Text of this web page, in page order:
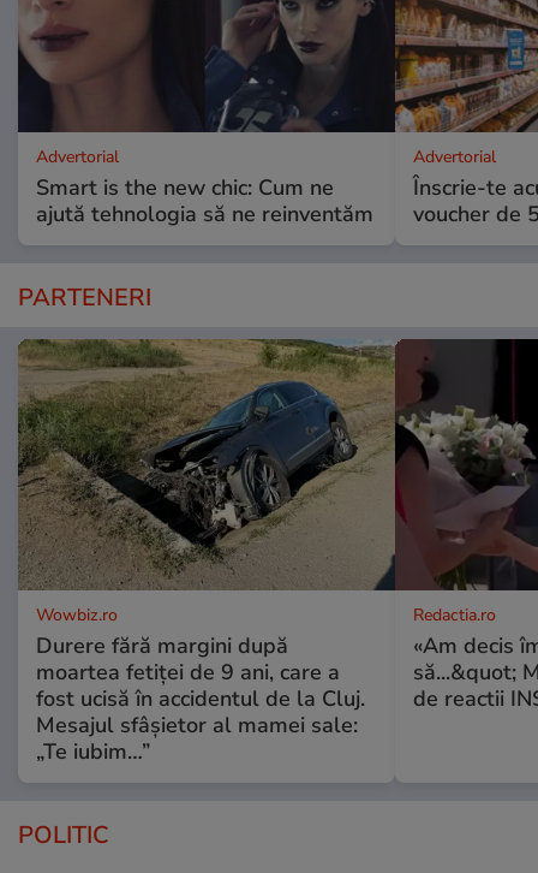
Advertorial
Smart is the new chic: Cum ne
ajută tehnologia să ne reinventăm
Advertorial
Înscrie-te
voucher de
PARTENERI
Wowbiz.ro
Durere fără margini după
moartea fetiței de 9 ani, care a
fost ucisă în accidentul de la Cluj.
Mesajul sfâșietor al mamei sale:
„Te iubim…”
Redactia.ro
«Am decis
să...&quot;
de reactii
POLITIC